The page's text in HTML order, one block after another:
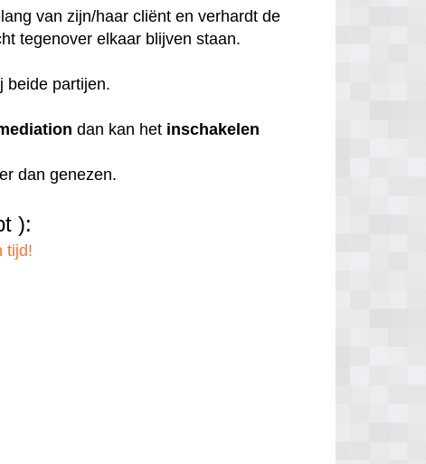
van zijn/haar cliënt en verhardt de
tegenover elkaar blijven staan.
beide partijen.
dan kan het inschakelen
dan genezen.
):
tijd!